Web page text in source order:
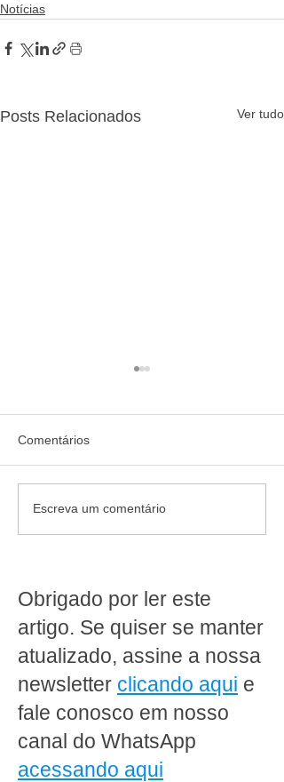
Notícias
Posts Relacionados Ver tudo
Vai abrir ou reformar uma
Comentários
Escreva um comentário
Obrigado por ler este
artigo. Se quiser se manter
atualizado, assine a nossa
newsletter clicando aqui e
fale conosco em nosso
canal do WhatsApp
acessando aqui